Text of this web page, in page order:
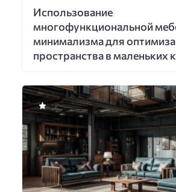
Использование
многофункциональной
минимализма для
пространства в маленьких